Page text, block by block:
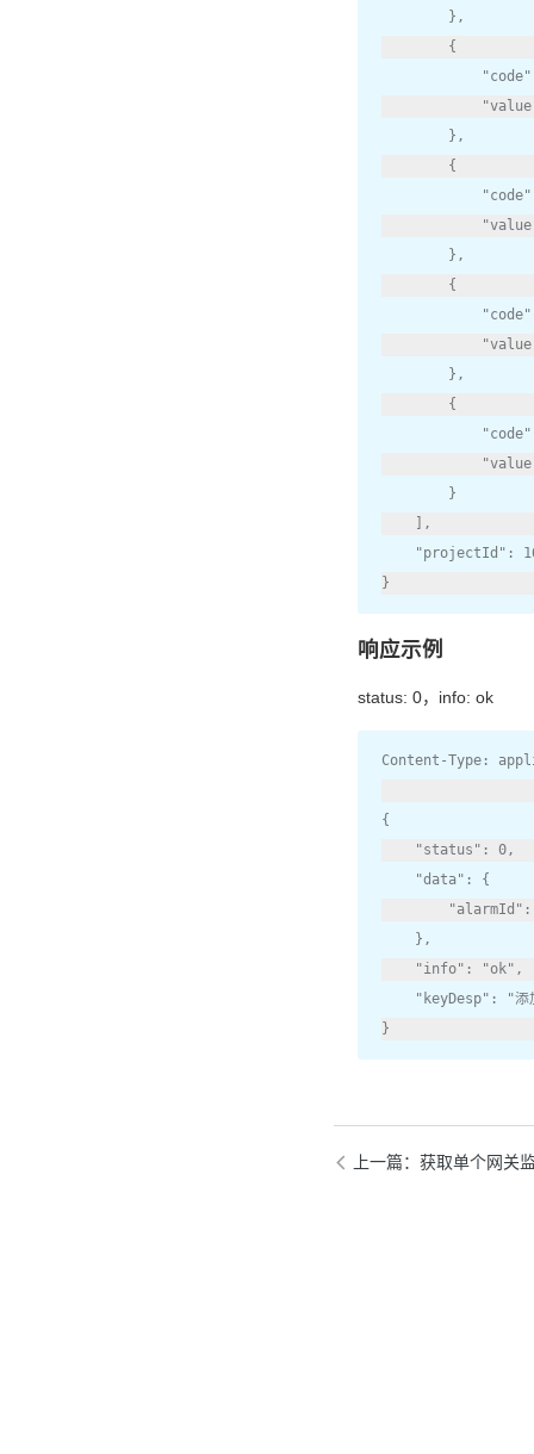
},
{
"code"
},
{
"code"
},
{
"code"
},
{
"code"
}
],
"projectId" :
}
响应示例
status: 0，info: ok
Content -Type :
{
"status" : 0 ,
"data" :
{
"alarmId" :
},
"info" : "ok" ,
"keyDesp" :
"添
}
上一篇：获取单个网关